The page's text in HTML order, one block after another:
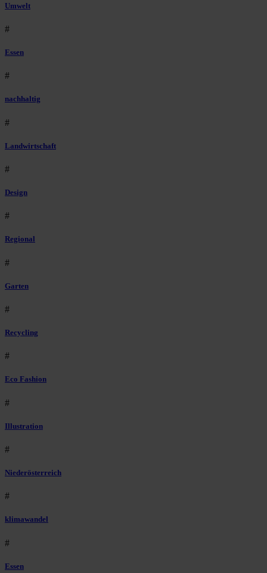
Umwelt
#
Essen
#
nachhaltig
#
Landwirtschaft
#
Design
#
Regional
#
Garten
#
Recycling
#
Eco Fashion
#
Illustration
#
Niederösterreich
#
klimawandel
#
Essen